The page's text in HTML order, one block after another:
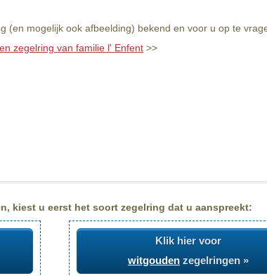
(en mogelijk ook afbeelding) bekend en voor u op te
zegelring van familie l' Enfent >>
kiest u eerst het soort zegelring dat u aanspreekt:
Klik hier voor
witgouden zegelringen »